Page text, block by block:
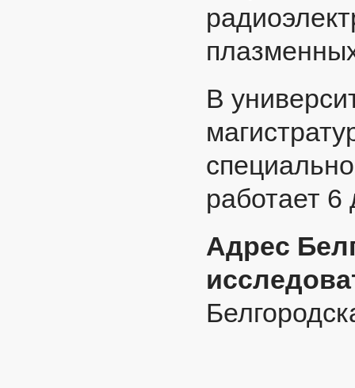
В
работает 6
Адрес